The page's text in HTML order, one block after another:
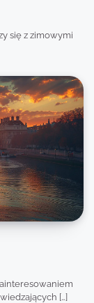
się z zimowymi
[…]